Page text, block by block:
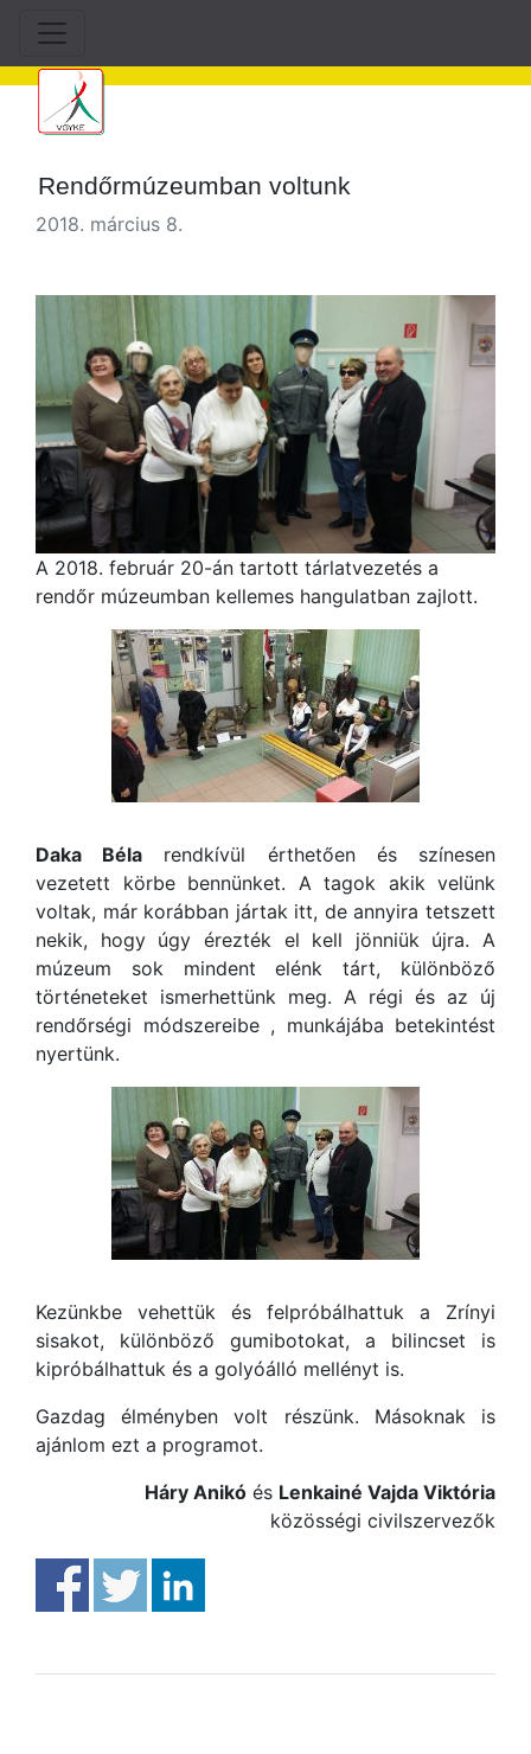
Rendőrmúzeumban voltunk
2018. március 8.
A 2018. február 20-án tartott tárlatvezetés a
rendőr múzeumban kellemes hangulatban zajlott.
Daka Béla rendkívül érthetően és színesen
vezetett körbe bennünket. A tagok akik velünk
voltak, már korábban jártak itt, de annyira tetszett
nekik, hogy úgy érezték el kell jönniük újra. A
múzeum sok mindent elénk tárt, különböző
történeteket ismerhettünk meg. A régi és az új
rendőrségi módszereibe , munkájába betekintést
nyertünk.
Kezünkbe vehettük és felpróbálhattuk a Zrínyi
sisakot, különböző gumibotokat, a bilincset is
kipróbálhattuk és a golyóálló mellényt is.
Gazdag élményben volt részünk. Másoknak is
ajánlom ezt a programot.
Háry Anikó és Lenkainé Vajda Viktória
közösségi civilszervezők